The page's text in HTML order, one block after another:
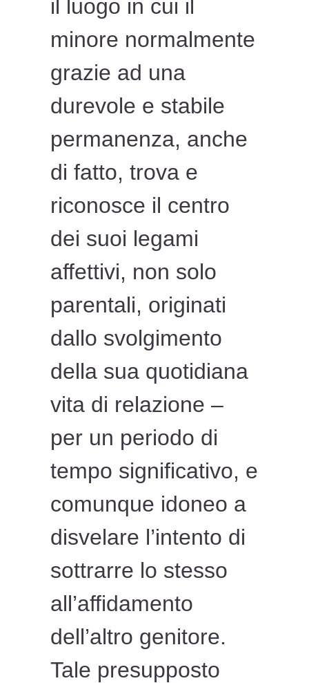
il luogo in cui il
minore normalmente
grazie ad una
durevole e stabile
permanenza, anche
di fatto, trova e
riconosce il centro
dei suoi legami
affettivi, non solo
parentali, originati
dallo svolgimento
della sua quotidiana
vita di relazione –
per un periodo di
tempo significativo, e
comunque idoneo a
disvelare l’intento di
sottrarre lo stesso
all’affidamento
dell’altro genitore.
Tale presupposto